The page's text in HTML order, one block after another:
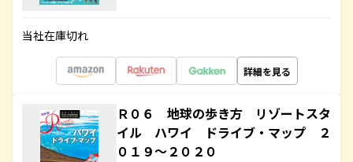
当社在庫切れ
詳細を見る
Ｒ０６ 地球の歩き方 リゾートスタ
イル ハワイ ドライブ・マップ ２
０１９～２０２０